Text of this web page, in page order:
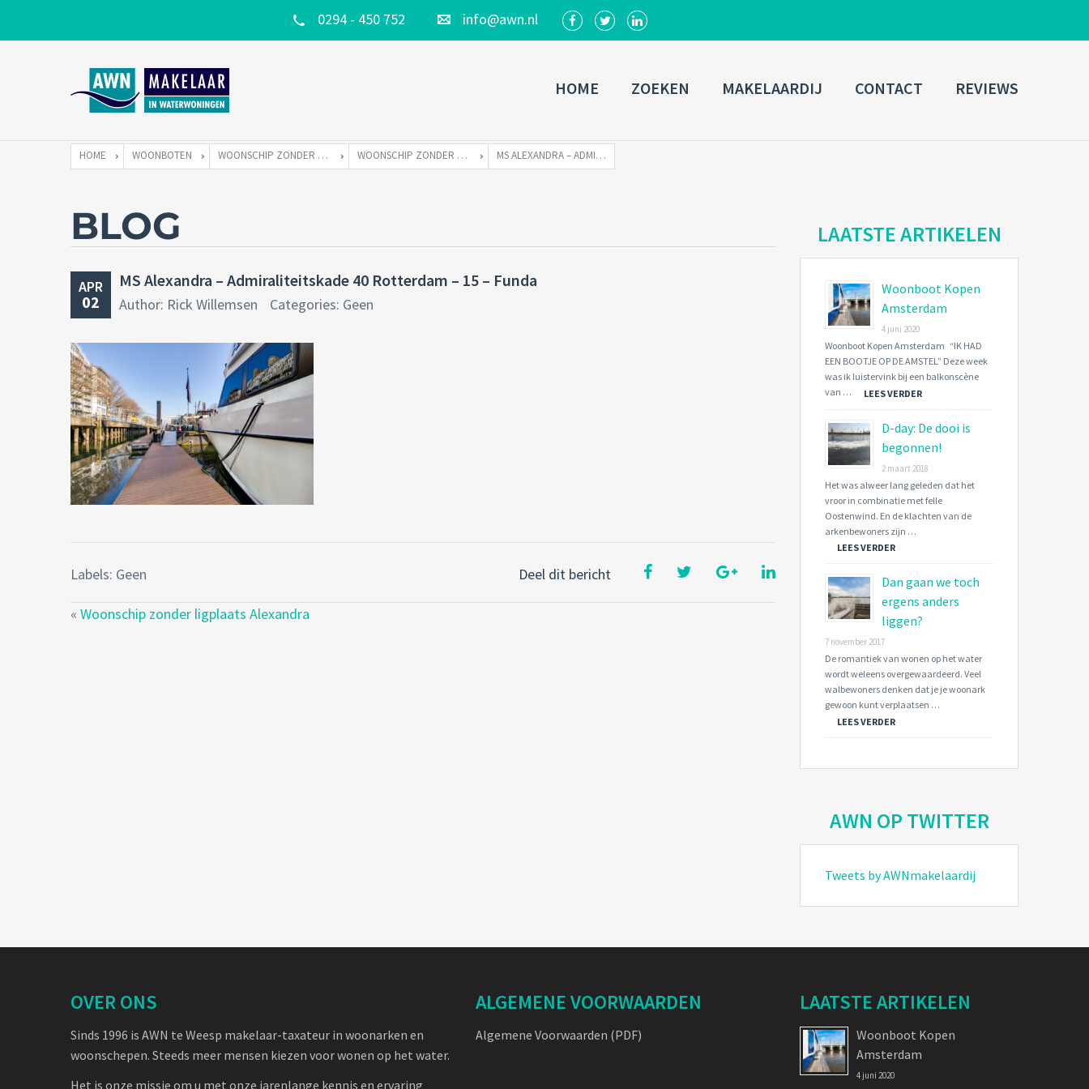
0294 - 450 752 info@awn.nl
Username
Connect with:
Forgot
password? SIGN IN
Remember me
HOME ZOEKEN MAKELAARDIJ CONTACT REVIEWS
HOME WOONBOTEN WOONSCHIP ZONDER LIGPLAATS WOONSCHIP ZONDER LIGPLAATS ALEXANDRA MS ALEXANDRA – ADMIRALITEITSKADE 40 ROTTERDAM – 15 – FUNDA
BLOG
APR
02
MS Alexandra – Admiraliteitskade 40 Rotterdam – 15 – Funda
Author: Rick Willemsen Categories: Geen
Deel dit bericht
Labels: Geen
« Woonschip zonder ligplaats Alexandra
LAATSTE ARTIKELEN
Woonboot Kopen
Amsterdam
4 juni 2020
Woonboot Kopen Amsterdam “IK HAD
EEN BOOTJE OP DE AMSTEL” Deze week
was ik luistervink bij een balkonscène
van …
LEES VERDER
D-day: De dooi is
begonnen!
2 maart 2018
Het was alweer lang geleden dat het
vroor in combinatie met felle
Oostenwind. En de klachten van de
arkenbewoners zijn …
LEES VERDER
Dan gaan we toch
ergens anders
liggen?
7 november 2017
De romantiek van wonen op het water
wordt weleens overgewaardeerd. Veel
walbewoners denken dat je je woonark
gewoon kunt verplaatsen …
LEES VERDER
AWN OP TWITTER
Tweets by AWNmakelaardij
OVER ONS
Sinds 1996 is AWN te Weesp makelaar-taxateur in woonarken en
woonschepen. Steeds meer mensen kiezen voor wonen op het water.
Het is onze missie om u met onze jarenlange kennis en ervaring
ALGEMENE VOORWAARDEN
Algemene Voorwaarden (PDF)
LAATSTE ARTIKELEN
Woonboot Kopen
Amsterdam
4 juni 2020